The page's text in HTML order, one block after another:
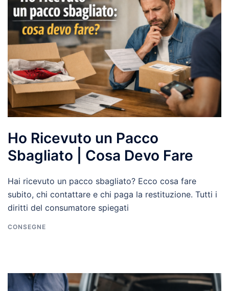
Ho Ricevuto un Pacco
Sbagliato | Cosa Devo Fare
Hai ricevuto un pacco sbagliato? Ecco cosa fare
subito, chi contattare e chi paga la restituzione. Tutti i
diritti del consumatore spiegati
CONSEGNE